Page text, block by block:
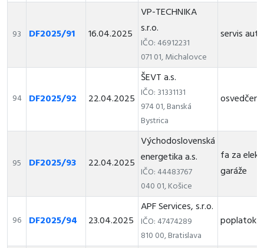
93 DF2025/91 16.04.2025
VP-TECHNIKA
s.r.o.
IČO: 46912231
071 01, Michalovce
servis auta
94 DF2025/92 22.04.2025
ŠEVT a.s.
IČO: 31331131
974 01, Banská
Bystrica
95 DF2025/93 22.04.2025
Východoslovenská
energetika a.s.
IČO: 44483767
040 01, Košice
fa za
garáže
96 DF2025/94 23.04.2025
APF Services, s.r.o.
IČO: 47474289
810 00, Bratislava
poplatok